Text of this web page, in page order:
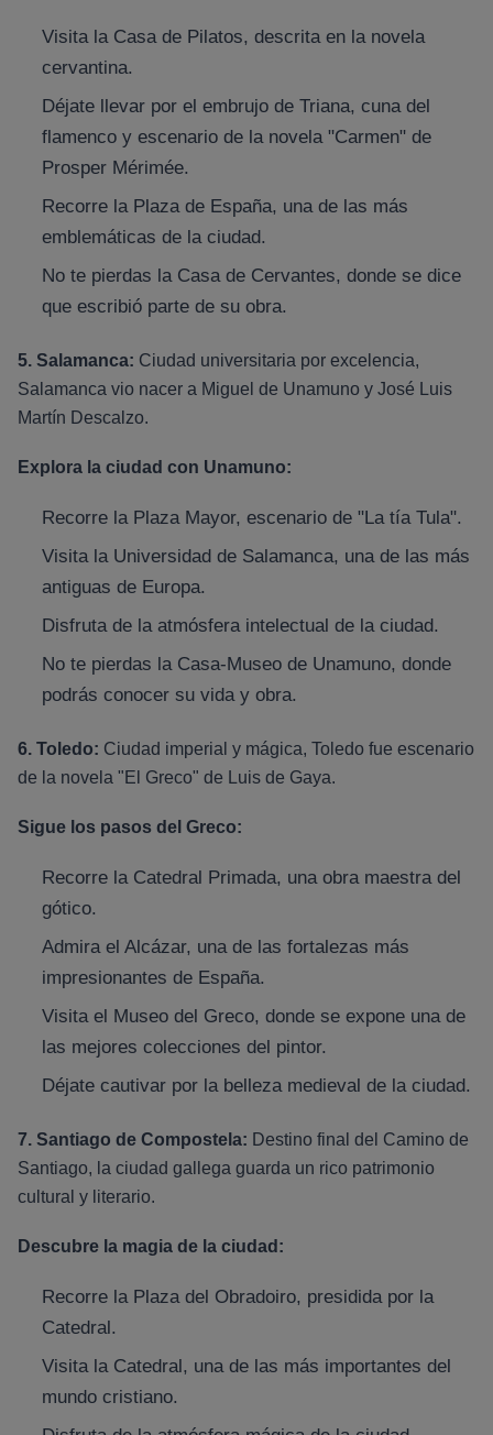
Visita la Casa de Pilatos, descrita en la novela
cervantina.
Déjate llevar por el embrujo de Triana, cuna del
flamenco y escenario de la novela "Carmen" de
Prosper Mérimée.
Recorre la Plaza de España, una de las más
emblemáticas de la ciudad.
No te pierdas la Casa de Cervantes, donde se dice
que escribió parte de su obra.
5. Salamanca: Ciudad universitaria por excelencia,
Salamanca vio nacer a Miguel de Unamuno y José Luis
Martín Descalzo.
Explora la ciudad con Unamuno:
Recorre la Plaza Mayor, escenario de "La tía Tula".
Visita la Universidad de Salamanca, una de las más
antiguas de Europa.
Disfruta de la atmósfera intelectual de la ciudad.
No te pierdas la Casa-Museo de Unamuno, donde
podrás conocer su vida y obra.
6. Toledo: Ciudad imperial y mágica, Toledo fue escenario
de la novela "El Greco" de Luis de Gaya.
Sigue los pasos del Greco:
Recorre la Catedral Primada, una obra maestra del
gótico.
Admira el Alcázar, una de las fortalezas más
impresionantes de España.
Visita el Museo del Greco, donde se expone una de
las mejores colecciones del pintor.
Déjate cautivar por la belleza medieval de la ciudad.
7. Santiago de Compostela: Destino final del Camino de
Santiago, la ciudad gallega guarda un rico patrimonio
cultural y literario.
Descubre la magia de la ciudad:
Recorre la Plaza del Obradoiro, presidida por la
Catedral.
Visita la Catedral, una de las más importantes del
mundo cristiano.